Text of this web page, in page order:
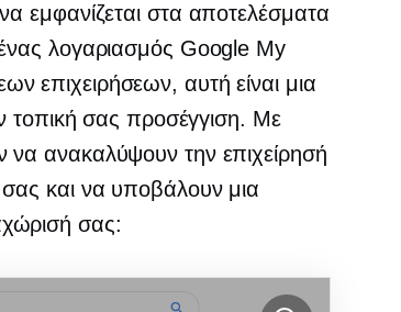
εμφανίζεται στα αποτελέσματα
λογαριασμός Google My
επιχειρήσεων, αυτή είναι μια
τοπική σας προσέγγιση. Με
ανακαλύψουν την επιχείρησή
και να υποβάλουν μια
σας: